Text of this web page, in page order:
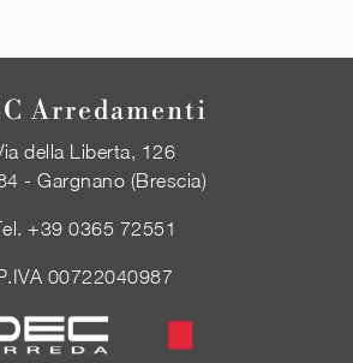
Arredamenti
della Liberta, 126
- Gargnano (Brescia)
+39 0365 72551
00722040987